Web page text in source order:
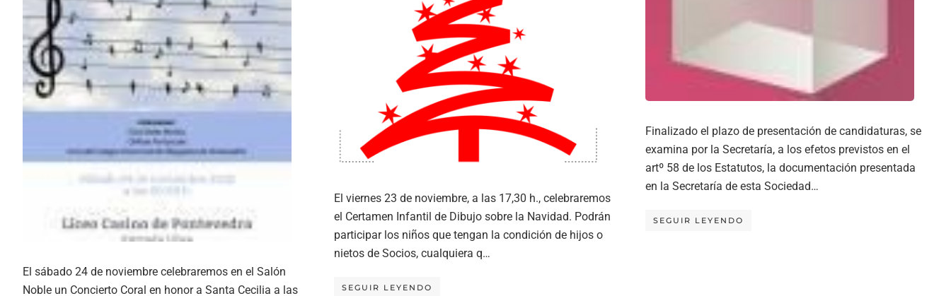
El sábado 24 de noviembre celebraremos en el Salón
Noble un Concierto Coral en honor a Santa Cecilia a las
El viernes 23 de noviembre, a las 17,30 h., celebraremos
el Certamen Infantil de Dibujo sobre la Navidad. Podrán
participar los niños que tengan la condición de hijos o
nietos de Socios, cualquiera q…
SEGUIR LEYENDO
Finalizado el plazo de presentación de candidaturas, se
examina por la Secretaría, a los efetos previstos en el
artº 58 de los Estatutos, la documentación presentada
en la Secretaría de esta Sociedad…
SEGUIR LEYENDO